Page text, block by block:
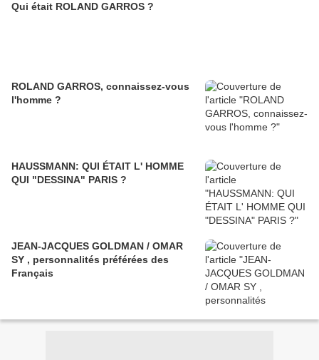
Qui était ROLAND GARROS ?
ROLAND GARROS, connaissez-vous
l'homme ?
HAUSSMANN: QUI ÉTAIT L' HOMME
QUI "DESSINA" PARIS ?
JEAN-JACQUES GOLDMAN / OMAR
SY , personnalités préférées des
Français